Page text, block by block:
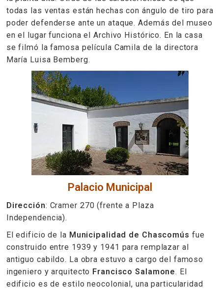
todas las ventas están hechas con ángulo de tiro para
poder defenderse ante un ataque. Además del museo
en el lugar funciona el Archivo Histórico. En la casa
se filmó la famosa película Camila de la directora
María Luisa Bemberg.
Palacio Municipal
Dirección: Cramer 270 (frente a Plaza
Independencia).
El edificio de la Municipalidad de Chascomús fue
construido entre 1939 y 1941 para remplazar al
antiguo cabildo. La obra estuvo a cargo del famoso
ingeniero y arquitecto Francisco Salamone. El
edificio es de estilo neocolonial, una particularidad